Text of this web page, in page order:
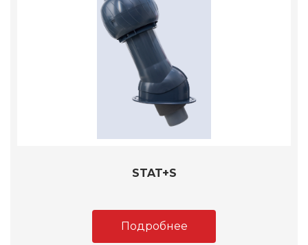
STAT+S
Подробнее